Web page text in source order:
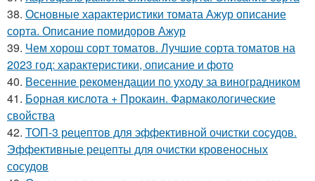
38. Основные характеристики томата Ажур описание
сорта. Описание помидоров Ажур
39. Чем хорош сорт томатов. Лучшие сорта томатов на
2023 год: характеристики, описание и фото
40. Весенние рекомендации по уходу за виноградником
41. Борная кислота + Прокаин. Фармакологические
свойства
42. ТОП-3 рецептов для эффективной очистки сосудов.
Эффективные рецепты для очистки кровеносных
сосудов